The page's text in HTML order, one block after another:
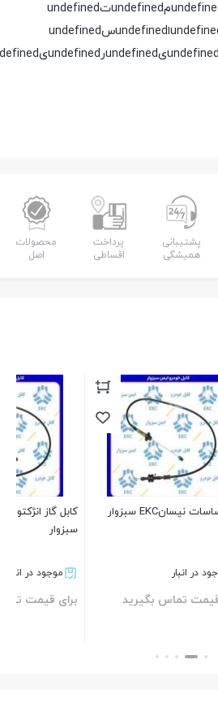
undefinedقundefinedیundefinedمundefinedتundefined
undefinedتundefinedمundefinedاundefinedسundefined
پشتیبانی
همیشگی
پرداخت
اقساطی
محصولات
اصل
کابل گاز انژکتور پژوآردی و روآ EKC
برای قیمت تماس بگیرید